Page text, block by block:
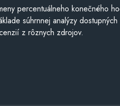
percentuálneho konečného
súhrnnej analýzy dostupných
z rôznych zdrojov.